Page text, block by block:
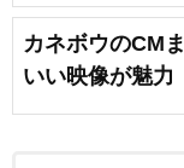
カネボウのCM
いい映像が魅力